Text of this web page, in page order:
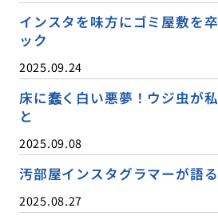
インスタを味方にゴミ屋敷を
ック
2025.09.24
床に蠢く白い悪夢！ウジ虫が
と
2025.09.08
汚部屋インスタグラマーが語
2025.08.27